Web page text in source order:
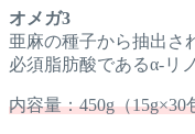
オメガ3
亜麻の種子から抽出さ
必須脂肪酸であるα-リ
内容量：450g（